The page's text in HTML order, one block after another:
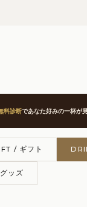
料診断であなた好みの一杯が
/ ギフト
ッズ